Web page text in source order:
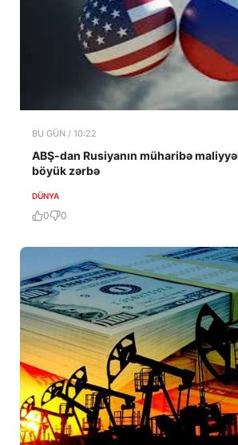
BU GÜN / 10:22
ABŞ-dan Rusiyanın müharibə
böyük zərbə
DÜNYA
0 0